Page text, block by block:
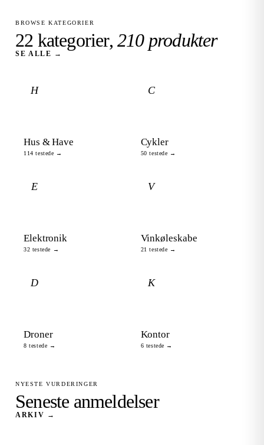
BROWSE KATEGORIER
22 kategorier, 210 produkter
SE ALLE →
H
Hus & Have
114 testede →
C
Cykler
50 testede →
E
Elektronik
32 testede →
V
Vinkøleskabe
21 testede →
D
Droner
8 testede →
K
Kontor
6 testede →
NYESTE VURDERINGER
Seneste anmeldelser
ARKIV →